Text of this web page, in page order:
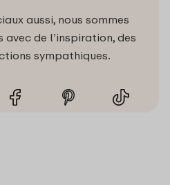
aussi, nous sommes
de l’inspiration, des
sympathiques.